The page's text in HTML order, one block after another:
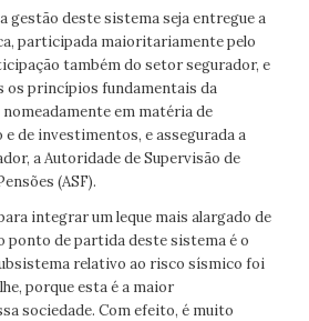
gestão deste sistema seja entregue a
participada maioritariamente pelo
também do setor segurador, e
os princípios fundamentais da
em matéria de
de investimentos, e assegurada a
a Autoridade de Supervisão de
(ASF).
integrar um leque mais alargado de
ponto de partida deste sistema é o
relativo ao risco sísmico foi
porque esta é a maior
sociedade. Com efeito, é muito